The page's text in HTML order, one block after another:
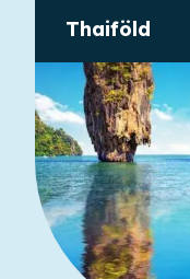
Thaiföld